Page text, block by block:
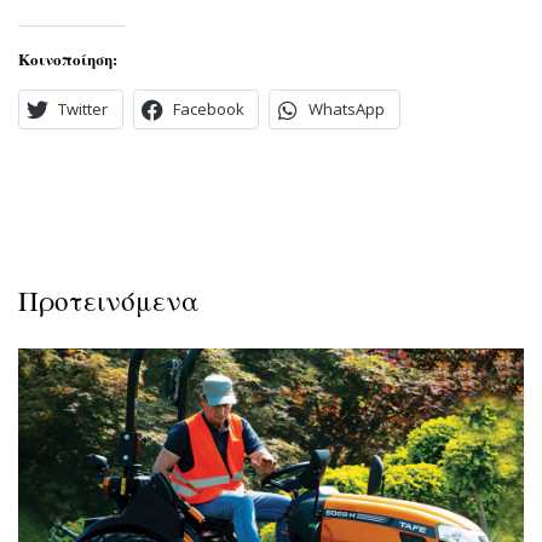
Κοινοποίηση:
Twitter Facebook WhatsApp
Προτεινόμενα